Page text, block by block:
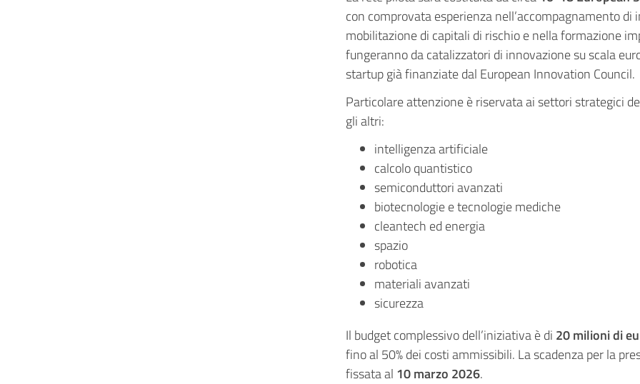
con comprovata esperienza nell’accompagnamento
mobilitazione di capitali di rischio e nella formazione
fungeranno da catalizzatori di innovazione su scala
startup già finanziate dal European Innovation Council.
Particolare attenzione è riservata ai settori strategici
gli altri:
intelligenza artificiale
calcolo quantistico
semiconduttori avanzati
biotecnologie e tecnologie mediche
cleantech ed energia
spazio
robotica
materiali avanzati
sicurezza
Il budget complessivo dell’iniziativa è di 20 milioni di
fino al 50% dei costi ammissibili. La scadenza per la
fissata al 10 marzo 2026.